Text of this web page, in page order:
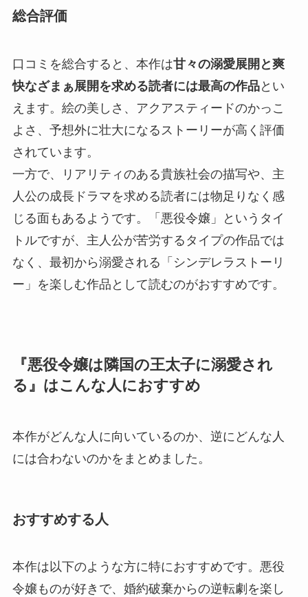
総合評価
口コミを総合すると、本作は甘々の溺愛展開と爽
快なざまぁ展開を求める読者には最高の作品とい
えます。絵の美しさ、アクアスティードのかっこ
よさ、予想外に壮大になるストーリーが高く評価
されています。
一方で、リアリティのある貴族社会の描写や、主
人公の成長ドラマを求める読者には物足りなく感
じる面もあるようです。「悪役令嬢」というタイ
トルですが、主人公が苦労するタイプの作品では
なく、最初から溺愛される「シンデレラストーリ
ー」を楽しむ作品として読むのがおすすめです。
『悪役令嬢は隣国の王太子に溺愛され
る』はこんな人におすすめ
本作がどんな人に向いているのか、逆にどんな人
には合わないのかをまとめました。
おすすめする人
本作は以下のような方に特におすすめです。悪役
令嬢ものが好きで、婚約破棄からの逆転劇を楽し